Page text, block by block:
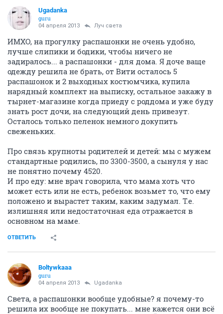
Ugadanka
guru
04 апреля 2013 Луч света
ИМХО, на прогулку распашонки не очень удобно,
лучше слипики и бодики, чтобы ничего не
задиралось... а распашонки - для дома. Я доче ваще
одежду решила не брать, от Вити осталось 5
распашонок и 2 выходных костюмчика, купила
нарядный комплект на выписку, остальное закажу в
тырнет-магазине когда приеду с роддома и уже буду
знать рост дочи, на следующий день привезут.
Осталось только пеленок немного докупить
свеженьких.
Про связь крупноты родителей и детей: мы с мужем
стандартные родились, по 3300-3500, а сынуля у нас
не понятно почему 4520.
И про еду: мне врач говорила, что мама хоть что
может есть или не есть, ребенок возьмет то, что ему
положено и вырастет таким, каким задумал. Т.е.
излишняя или недостаточная еда отражается в
основном на маме.
ОТВЕТИТЬ
Boltywkaaa
guru
04 апреля 2013 Ugadanka
Света, а распашонки вообще удобные? я почему-то
решила их вообще не покупать... мне кажется они всё